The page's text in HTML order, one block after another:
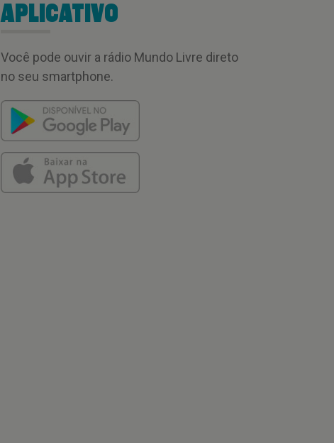
APLICATIVO
Você pode ouvir a rádio Mundo Livre direto
no seu smartphone.